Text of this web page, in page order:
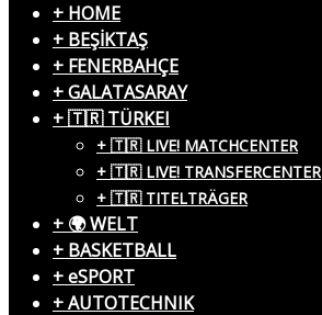
+ HOME
+ BEŞİKTAŞ
+ FENERBAHÇE
+ GALATASARAY
+ 🇹🇷 TÜRKEI
+ 🇹🇷 LIVE! MATCHCENTER
+ 🇹🇷 LIVE! TRANSFERCENTER
+ 🇹🇷 TITELTRÄGER
+ 🌍 WELT
+ BASKETBALL
+ eSPORT
+ AUTOTECHNIK